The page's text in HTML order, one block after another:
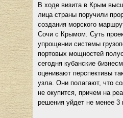
В ходе визита в Крым
лица страны поручили
создания морского
Сочи с Крымом. Суть
упрощении системы
портовых мощностей
сегодня кубанские
оценивают перспективы
узла. Они полагают, что
не окупится, причем на
решения уйдет не менее 3